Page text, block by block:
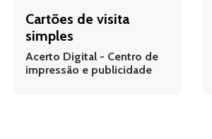
Cartões de visita
simples
Acerto Digital - Centro de
impressão e publicidade